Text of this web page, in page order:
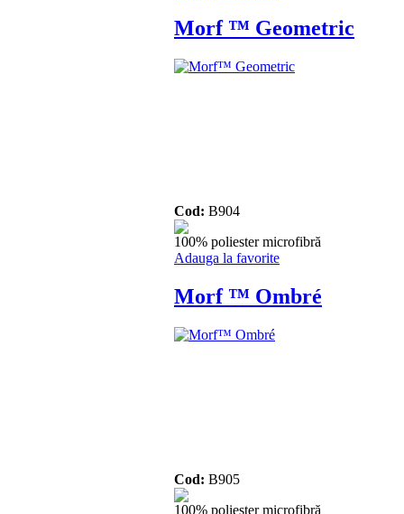
Morf ™ Geometric
Cod: B904
100% poliester microfibră
Adauga la favorite
Morf ™ Ombré
Cod: B905
100% poliester microfibră